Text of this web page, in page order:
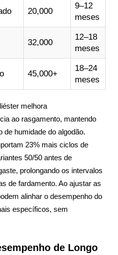
20,000
9–12
meses
32,000
12–18
meses
45,000+
18–24
meses
melhora
ao rasgamento, mantendo
de humidade do algodão.
23% mais ciclos de
50/50 antes de
prolongando os intervalos
de fardamento. Ao ajustar as
alinhar o desempenho do
específicos, sem
de Longo